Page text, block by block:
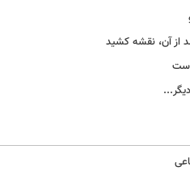
از آن، نقشه کشید